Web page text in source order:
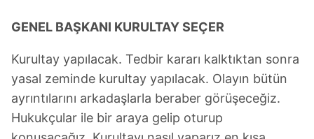
GENEL BAŞKANI KURULTAY SEÇER
Kurultay yapılacak. Tedbir kararı kalktıktan sonra
yasal zeminde kurultay yapılacak. Olayın bütün
ayrıntılarını arkadaşlarla beraber görüşeceğiz.
Hukukçular ile bir araya gelip oturup